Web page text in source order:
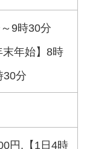
～9時30分
年始】8時
30分
円,【1日4時